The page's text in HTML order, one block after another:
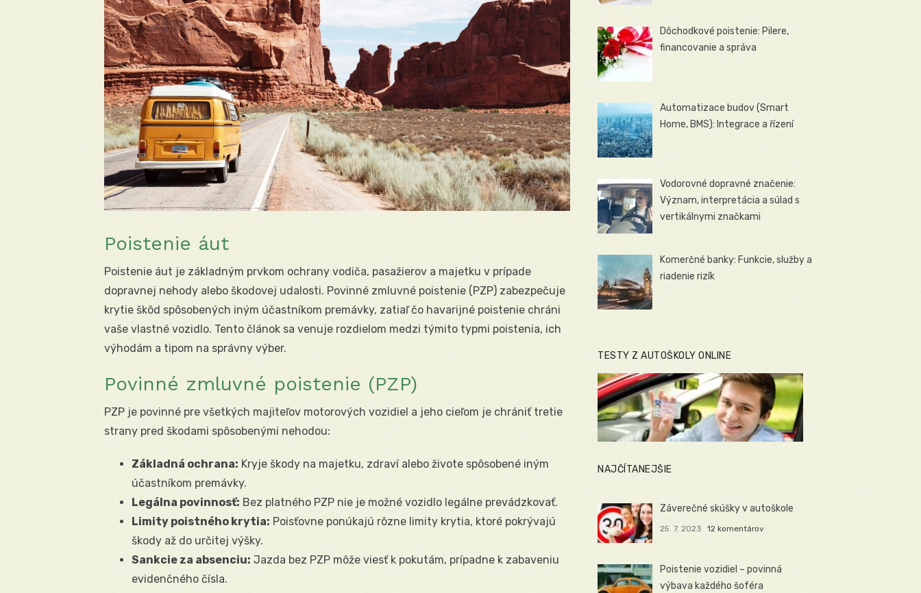
Poistenie áut
Poistenie áut je základným prvkom ochrany vodiča, pasažierov a majetku v prípade
dopravnej nehody alebo škodovej udalosti. Povinné zmluvné poistenie (PZP) zabezpečuje
krytie škôd spôsobených iným účastníkom premávky, zatiaľ čo havarijné poistenie chráni
vaše vlastné vozidlo. Tento článok sa venuje rozdielom medzi týmito typmi poistenia, ich
výhodám a tipom na správny výber.
Povinné zmluvné poistenie (PZP)
PZP je povinné pre všetkých majiteľov motorových vozidiel a jeho cieľom je chrániť tretie
strany pred škodami spôsobenými nehodou:
Základná ochrana: Kryje škody na majetku, zdraví alebo živote spôsobené iným
účastníkom premávky.
Legálna povinnosť: Bez platného PZP nie je možné vozidlo legálne prevádzkovať.
Limity poistného krytia: Poisťovne ponúkajú rôzne limity krytia, ktoré pokrývajú
škody až do určitej výšky.
Sankcie za absenciu: Jazda bez PZP môže viesť k pokutám, prípadne k zabaveniu
evidenčného čísla.
Dôchodkové poistenie: Pilere,
financovanie a správa
Automatizace budov (Smart
Home, BMS): Integrace a řízení
Vodorovné dopravné značenie:
Význam, interpretácia a súlad s
vertikálnymi značkami
Komerčné banky: Funkcie, služby a
riadenie rizík
TESTY Z AUTOŠKOLY ONLINE
NAJČÍTANEJŠIE
Záverečné skúšky v autoškole
25. 7. 2023 12 komentárov
Poistenie vozidiel – povinná
výbava každého šoféra